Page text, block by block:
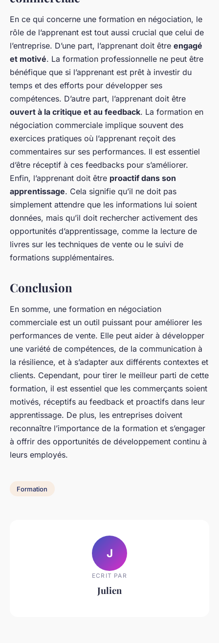
En ce qui concerne une formation en négociation, le
rôle de l’apprenant est tout aussi crucial que celui de
l’entreprise. D’une part, l’apprenant doit être engagé
et motivé. La formation professionnelle ne peut être
bénéfique que si l’apprenant est prêt à investir du
temps et des efforts pour développer ses
compétences. D’autre part, l’apprenant doit être
ouvert à la critique et au feedback. La formation en
négociation commerciale implique souvent des
exercices pratiques où l’apprenant reçoit des
commentaires sur ses performances. Il est essentiel
d’être réceptif à ces feedbacks pour s’améliorer.
Enfin, l’apprenant doit être proactif dans son
apprentissage. Cela signifie qu’il ne doit pas
simplement attendre que les informations lui soient
données, mais qu’il doit rechercher activement des
opportunités d’apprentissage, comme la lecture de
livres sur les techniques de vente ou le suivi de
formations supplémentaires.
Conclusion
En somme, une formation en négociation
commerciale est un outil puissant pour améliorer les
performances de vente. Elle peut aider à développer
une variété de compétences, de la communication à
la résilience, et à s’adapter aux différents contextes et
clients. Cependant, pour tirer le meilleur parti de cette
formation, il est essentiel que les commerçants soient
motivés, réceptifs au feedback et proactifs dans leur
apprentissage. De plus, les entreprises doivent
reconnaître l’importance de la formation et s’engager
à offrir des opportunités de développement continu à
leurs employés.
Formation
J
ECRIT PAR
Julien